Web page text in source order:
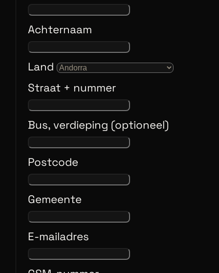
Achternaam
Land
Straat + nummer
Bus, verdieping (optioneel)
Postcode
Gemeente
E-mailadres